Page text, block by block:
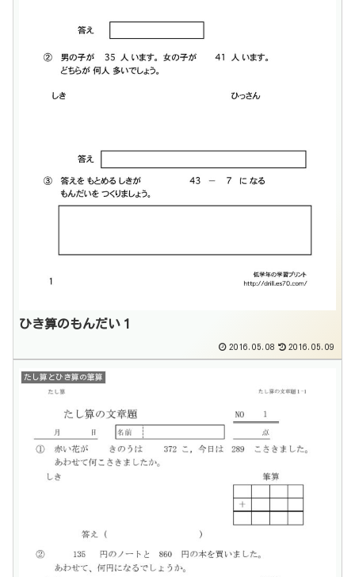
ひき算のもんだい１
2016.05.08 2016.05.09
たし算とひき算の筆算